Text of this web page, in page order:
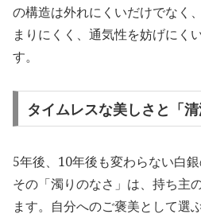
の構造は外れにくいだけでなく
まりにくく、通気性を妨げにく
す。
タイムレスな美しさと「清
5年後、10年後も変わらない白銀
その「濁りのなさ」は、持ち主
ます。自分へのご褒美として選